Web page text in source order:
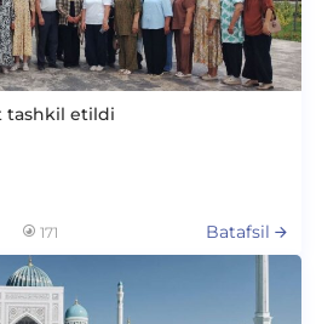
tashkil etildi
171 Batafsil